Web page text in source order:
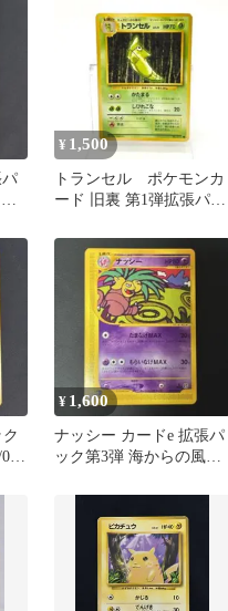
¥ 1,500
トランセル ポケモンカ
ード 旧裏 第1弾拡張パッ
¥ 1,600
ナッシー カードe 拡張パ
ック第3弾 海からの風